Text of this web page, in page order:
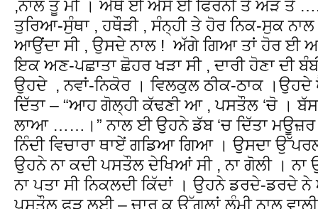
,ਨਾਲ ਤੂੰ ਮੀ । ਐਥੇ ਈ ਐਸੇ ਈ ਫਿਰਨੀ ਤੇ ਔੜ ਤੇ
ਤੁਰਿਆ-ਸੁੰਥਾ , ਹਥੌੜੀ , ਸੰਨ੍ਹੀ ਤੇ ਹੋਰ ਨਿਕ-ਸੁਕ ਨਾਲ
ਆਉਂਦਾ ਸੀ , ਉਸਦੇ ਨਾਲ ! ਅੱਗੇ ਗਿਆ ਤਾਂ ਹੋਰ ਈ
ਇਕ ਅਣ-ਪਛਾਤਾ ਛੋਹਰ ਖੜਾ ਸੀ , ਦਾਰੀ ਹੋਣਾ ਦੀ
ਉਹਦੇ , ਨਵਾਂ-ਨਿਕੋਰ । ਵਿਲਕੁਲ ਠੀਕ-ਠਾਕ ।ਉਹਦੇ
ਦਿੱਤਾ – “ਆਹ ਗੋਲ੍ਹੀ ਕੱਢਣੀ ਆ , ਪਸਤੌਲ ‘ਚੋ ।
ਲਾਆ ……।” ਨਾਲ ਈ ਉਹਨੇ ਡੱਬ ‘ਚ ਦਿੱਤਾ
ਨਿੰਦੀ ਵਿਚਾਰਾ ਥਾਏਂ ਗਡਿਆ ਗਿਆ । ਉਸਦਾ
ਉਹਨੇ ਨਾ ਕਦੀ ਪਸਤੌਲ ਦੇਖਿਆਂ ਸੀ , ਨਾ ਗੋਲੀ । ਨਾ
ਨਾ ਪਤਾ ਸੀ ਨਿਕਲਦੀ ਕਿੱਦਾਂ । ਉਹਨੇ ਡਰਦੇ-ਡਰਦੇ
ਪਸਤੌਲ ਫੜ ਲਈ – ਚਾਰ ਕੁ ਉੱਗਲਾਂ ਲੰਮੀ ਨਾਲ ਵਾਲੀ